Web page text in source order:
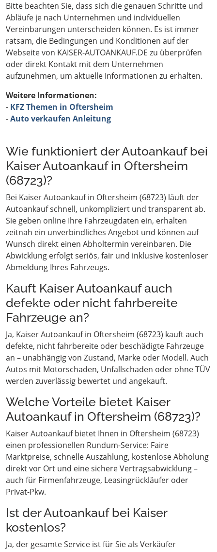
Bitte beachten Sie, dass sich die genauen Schritte und
Abläufe je nach Unternehmen und individuellen
Vereinbarungen unterscheiden können. Es ist immer
ratsam, die Bedingungen und Konditionen auf der
Webseite von KAISER-AUTOANKAUF.DE zu überprüfen
oder direkt Kontakt mit dem Unternehmen
aufzunehmen, um aktuelle Informationen zu erhalten.
Weitere Informationen:
- KFZ Themen in Oftersheim
-Auto verkaufen Anleitung
Wie funktioniert der Autoankauf bei
Kaiser Autoankauf in Oftersheim
(68723)?
Bei Kaiser Autoankauf in Oftersheim (68723) läuft der
Autoankauf schnell, unkompliziert und transparent ab.
Sie geben online Ihre Fahrzeugdaten ein, erhalten
zeitnah ein unverbindliches Angebot und können auf
Wunsch direkt einen Abholtermin vereinbaren. Die
Abwicklung erfolgt seriös, fair und inklusive kostenloser
Abmeldung Ihres Fahrzeugs.
Kauft Kaiser Autoankauf auch
defekte oder nicht fahrbereite
Fahrzeuge an?
Ja, Kaiser Autoankauf in Oftersheim (68723) kauft auch
defekte, nicht fahrbereite oder beschädigte Fahrzeuge
an – unabhängig von Zustand, Marke oder Modell. Auch
Autos mit Motorschaden, Unfallschaden oder ohne TÜV
werden zuverlässig bewertet und angekauft.
Welche Vorteile bietet Kaiser
Autoankauf in Oftersheim (68723)?
Kaiser Autoankauf bietet Ihnen in Oftersheim (68723)
einen professionellen Rundum-Service: Faire
Marktpreise, schnelle Auszahlung, kostenlose Abholung
direkt vor Ort und eine sichere Vertragsabwicklung –
auch für Firmenfahrzeuge, Leasingrückläufer oder
Privat-Pkw.
Ist der Autoankauf bei Kaiser
kostenlos?
Ja, der gesamte Service ist für Sie als Verkäufer